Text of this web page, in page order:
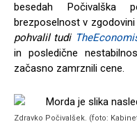
besedah Počivalška
brezposelnost v zgodovini
pohvalil tudi
in posledične
začasno zamrznili cene.
Zdravko Počivalšek. (foto: